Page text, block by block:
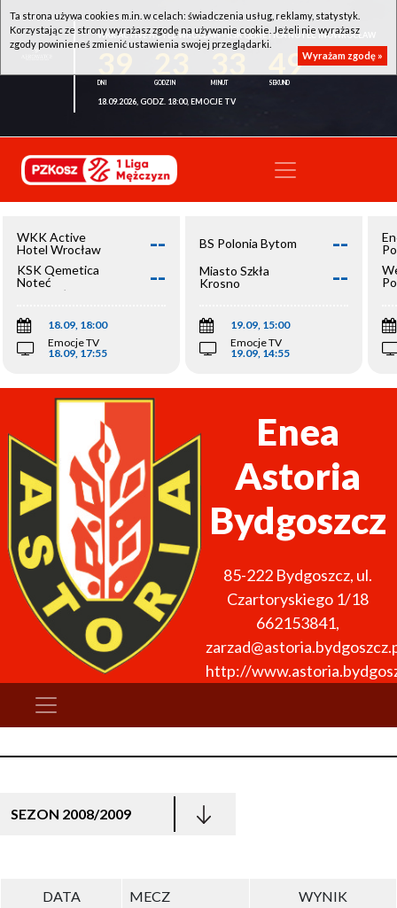
WKK ACTIVE HOTEL WROCŁAW - KSK QEMETICA NOTEĆ INOWROCŁAW
48
18.09.2026, GODZ. 18:00, EMOCJE TV
WKK Active
Hotel Wrocław
--
KSK Qemetica
Noteć
Inowrocław
--
18.09, 18:00
Emocje TV
18.09, 17:55
BS Polonia Bytom --
Miasto Szkła
Krosno
--
19.09, 15:00
Emocje TV
19.09, 14:55
Enea
Astoria
Bydgoszcz
85-222 Bydgoszcz, ul.
Czartoryskiego 1/18
662153841,
http://
SEZON 2008/2009
DATA MECZ WYNIK
Ta strona używa cookies m.in. w celach: świadczenia usług, reklamy, statystyk.
Korzystając ze strony wyrażasz zgodę na używanie cookie. Jeżeli nie wyrażasz
zgody powinieneś zmienić ustawienia swojej przeglądarki.
Wyrażam zgodę »